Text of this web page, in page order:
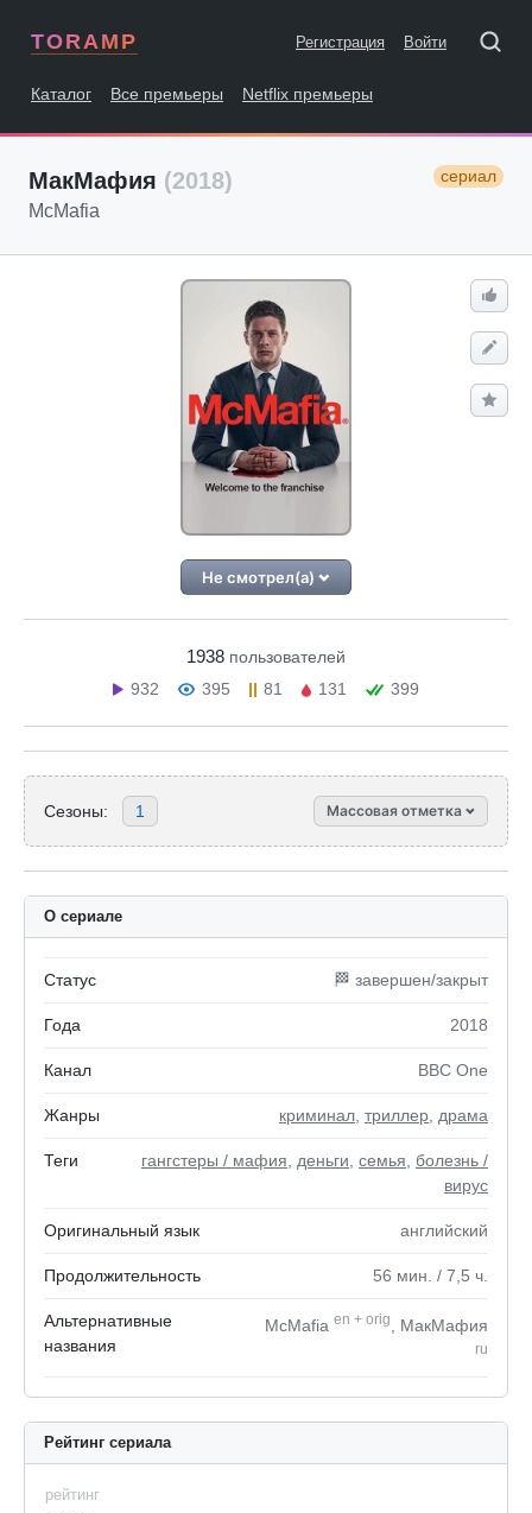
TORAMP Регистрация Войти
Каталог Все премьеры Netflix премьеры
МакМафия (2018) сериал
McMafia
Не смотрел(а)
1938 пользователей
932
395 81 131 399
Сезоны: 1 Массовая отметка
О сериале
Статус 🏁 завершен/закрыт
Года 2018
Канал BBC One
Жанры криминал триллер драма
Теги гангстеры / мафия деньги семья болезнь /
вирус
Оригинальный язык английский
Продолжительность 56 мин. / 7,5 ч.
Альтернативные
названия
McMafia en + orig , МакМафия
ru
Рейтинг сериала
рейтинг